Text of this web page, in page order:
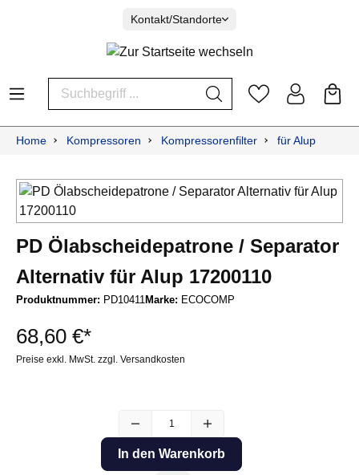
Kontakt/Standorte
Home Kompressoren Kompressorenfilter für Alup
PD Ölabscheidepatrone / Separator
Alternativ für Alup 17200110
Produktnummer: PD10411 Marke: ECOCOMP
68,60 €*
Preise exkl. MwSt. zzgl. Versandkosten
In den Warenkorb